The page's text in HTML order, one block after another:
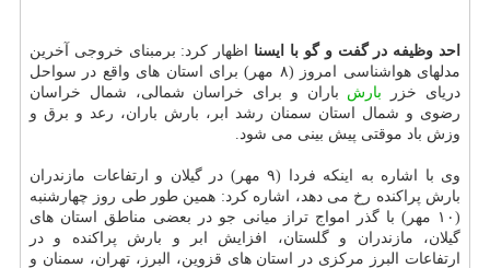
احد وظیفه در گفت و گو با ایسنا اظهار كرد: برمبنای خروجی آخرین
مدلهای هواشناسی امروز (۸ مهر) برای استان های واقع در سواحل
دریای خزر بارش باران و برای خراسان شمالی، شمال خراسان
رضوی و شمال استان سمنان رشد ابر، بارش باران، رعد و برق و
وزش باد موقتی پیش بینی می شود.
وی با اشاره به اینكه فردا (۹ مهر) در گیلان و ارتفاعات مازندران
بارش پراكنده رخ می دهد، اشاره كرد: همین طور طی روز چهارشنبه
(۱۰ مهر) با گذر امواج تراز میانی جو در بعضی مناطق استان های
گیلان، مازندران و گلستان، افزایش ابر و بارش پراكنده و در
ارتفاعات البرز مركزی در استان های قزوین، البرز، تهران، سمنان و